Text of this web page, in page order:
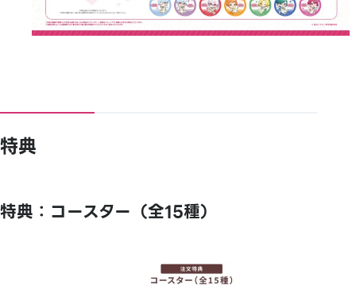
特典
特典：コースター（全15種）